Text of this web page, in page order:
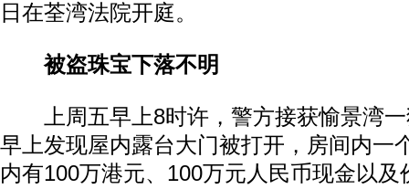
日在荃湾法院开庭。
被盗珠宝下落不明
上周五早上8时许，警方接获愉景湾一
早上发现屋内露台大门被打开，房间内一
内有100万港元、100万元人民币现金以及